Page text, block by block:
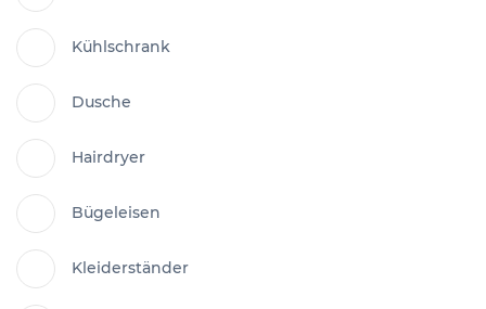
Kühlschrank
Dusche
Hairdryer
Bügeleisen
Kleiderständer